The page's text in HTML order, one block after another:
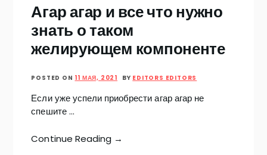
Агар агар и все что нужно
знать о таком
желирующем компоненте
POSTED ON 11 МАЯ, 2021 BY EDITORS EDITORS
Если уже успели приобрести агар агар не
спешите …
Continue Reading →